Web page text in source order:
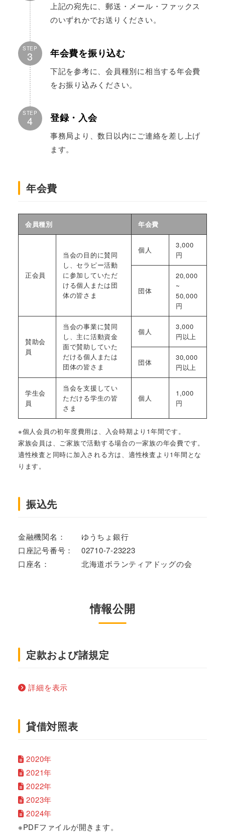
上記の宛先に、郵送・メール・ファックス
のいずれかでお送りください。
STEP
3 年会費を振り込む
下記を参考に、会員種別に相当する年会費
をお振り込みください。
STEP
4 登録・入会
事務局より、数日以内にご連絡を差し上げ
ます。
年会費
会員種別 年会費
正会員
当会の目的に賛同
し、セラピー活動
に参加していただ
ける個人または団
体の皆さま
個人
3,000
円
団体
20,000
~
50,000
円
賛助会
員
当会の事業に賛同
し、主に活動資金
面で賛助していた
だける個人または
団体の皆さま
個人
3,000
円以上
団体
30,000
円以上
学生会
員
当会を支援してい
ただける学生の皆
さま
個人
1,000
円
※個人会員の初年度費用は、入会時期より1年間です。
家族会員は、ご家族で活動する場合の一家族の年会費です。
適性検査と同時に加入される方は、適性検査より1年間とな
ります。
振込先
金融機関名： ゆうちょ銀行
口座記号番号： 02710-7-23223
口座名： 北海道ボランティアドッグの会
情報公開
定款および諸規定
詳細を表示
貸借対照表
2020年
2021年
2022年
2023年
2024年
※PDFファイルが開きます。